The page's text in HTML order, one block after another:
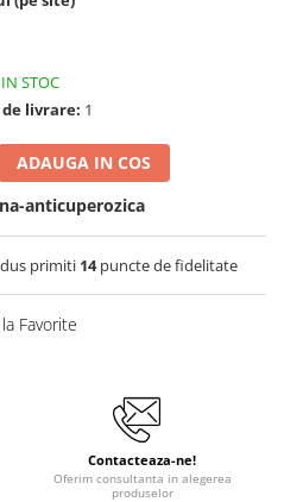
IN STOC
livrare: 1
ADAUGA IN COS
anticuperozica
primiti 14puncte de fidelitate
Favorite
Contacteaza-ne!
Oferim consultanta in alegerea
produselor